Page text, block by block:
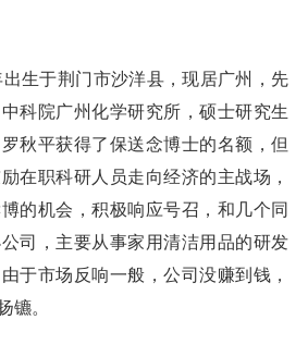
于荆门市沙洋县，现居广州，先
科院广州化学研究所，硕士研究生
秋平获得了保送念博士的名额，但
在职科研人员走向经济的主战场，
的机会，积极响应号召，和几个同
司，主要从事家用清洁用品的研发
于市场反响一般，公司没赚到钱，
镳。